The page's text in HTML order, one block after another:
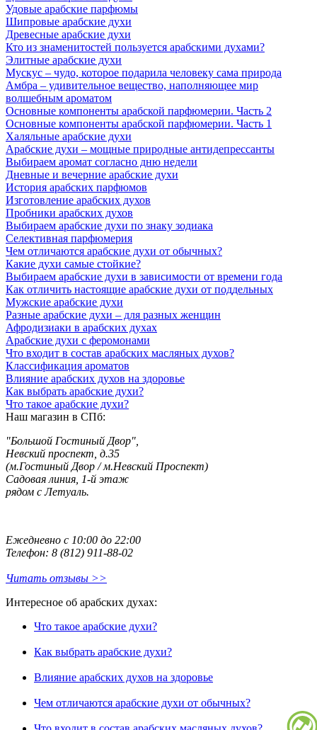
Удовые арабские парфюмы
Шипровые арабские духи
Древесные арабские духи
Кто из знаменитостей пользуется арабскими духами?
Элитные арабские духи
Мускус – чудо, которое подарила человеку сама природа
Амбра – удивительное вещество, наполняющее мир
волшебным ароматом
Основные компоненты арабской парфюмерии. Часть 2
Основные компоненты арабской парфюмерии. Часть 1
Халяльные арабские духи
Арабские духи – мощные природные антидепрессанты
Выбираем аромат согласно дню недели
Дневные и вечерние арабские духи
История арабских парфюмов
Изготовление арабских духов
Пробники арабских духов
Выбираем арабские духи по знаку зодиака
Селективная парфюмерия
Чем отличаются арабские духи от обычных?
Какие духи самые стойкие?
Выбираем арабские духи в зависимости от времени года
Как отличить настоящие арабские духи от поддельных
Мужские арабские духи
Разные арабские духи – для разных женщин
Афродизиаки в арабских духах
Арабские духи с феромонами
Что входит в состав арабских масляных духов?
Классификация ароматов
Влияние арабских духов на здоровье
Как выбрать арабские духи?
Что такое арабские духи?
Наш магазин в СПб:
"Большой Гостиный Двор",
Невский проспект, д.35
(м.Гостиный Двор / м.Невский Проспект)
Садовая линия, 1-й этаж
рядом с Летуаль.
Ежедневно с 10:00 до 22:00
Телефон: 8 (812) 911-88-02
Читать отзывы >>
Интересное об арабских духах:
Что такое арабские духи?
Как выбрать арабские духи?
Влияние арабских духов на здоровье
Чем отличаются арабские духи от обычных?